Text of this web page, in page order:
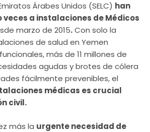
Árabes Unidos (SELC) han
a instalaciones de Médicos
marzo de 2015.Con solo la
de salud en Yemen
más de 11 millones de
agudas y brotes de cólera
fácilmente prevenibles, el
médicas es crucial
civil.
más la urgente necesidad de